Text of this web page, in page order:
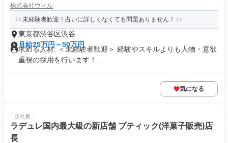
株式会社ウィル
未経験者歓迎！占いに詳しくなくても問題ありません！
東京都渋谷区渋谷
月給25万円～50万円
求める人材: ＜未経験者歓迎＞ 経験やスキルよりも人物・意欲
重視の採用を行います！ ...
気になる
正社員
ラデュレ国内最大級の新店舗 ブティック(洋菓子販売)店
長